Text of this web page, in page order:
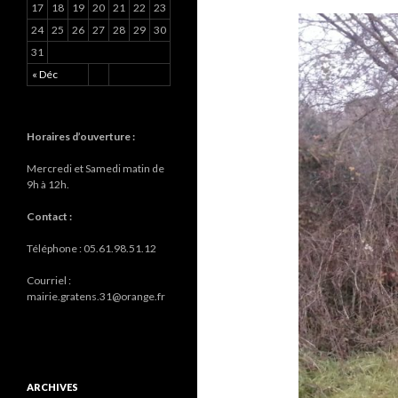
« Déc
17
18 19 20 21 22
23
24 25 26 27 28 29 30
31
Horaires d’ouverture :
Mercredi et Samedi matin de
9h à 12h.
Contact :
Téléphone : 05.61.98.51.12
Courriel :
mairie.gratens.31@orange.fr
ARCHIVES